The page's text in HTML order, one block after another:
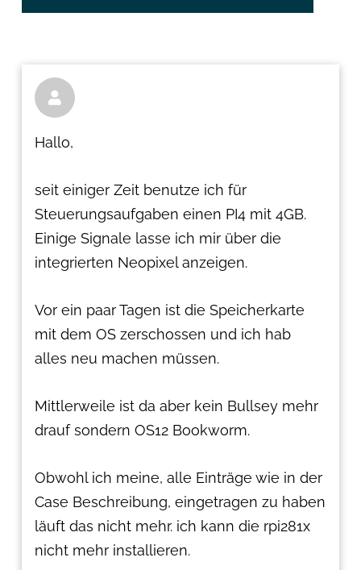

Hallo,
seit einiger Zeit benutze ich für
Steuerungsaufgaben einen PI4 mit 4GB.
Einige Signale lasse ich mir über die
integrierten Neopixel anzeigen.
Vor ein paar Tagen ist die Speicherkarte
mit dem OS zerschossen und ich hab
alles neu machen müssen.
Mittlerweile ist da aber kein Bullsey mehr
drauf sondern OS12 Bookworm.
Obwohl ich meine, alle Einträge wie in der
Case Beschreibung, eingetragen zu haben
läuft das nicht mehr. ich kann die rpi281x
nicht mehr installieren.